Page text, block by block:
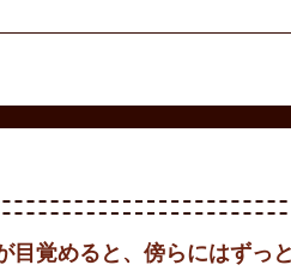
目覚めると、傍らにはずっ